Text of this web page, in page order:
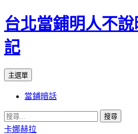
台北當鋪明人不說
記
搜
主選單
內
容
當鋪暗話
搜
尋
卡娜赫拉